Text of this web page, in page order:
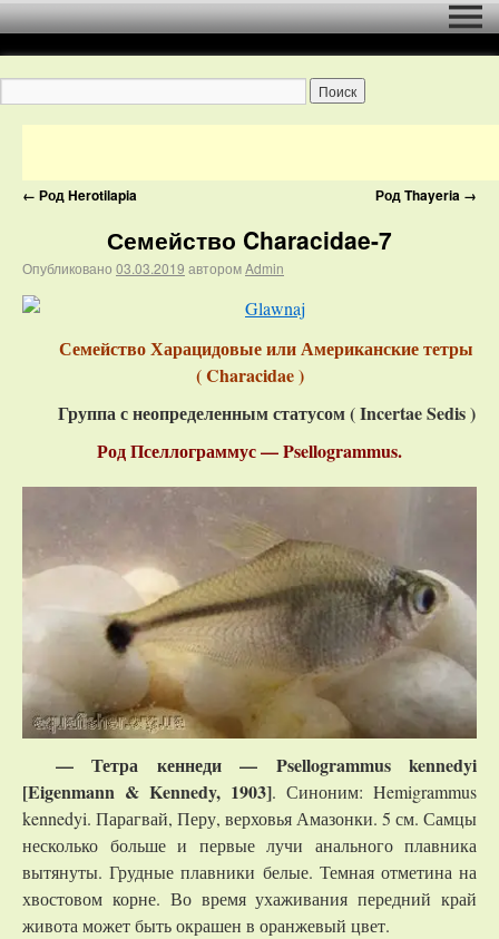
← Род Herotilapia Род Thayeria →
Семейство Characidae-7
Опубликовано 03.03.2019 авторомAdmin
Семейство Харацидовые или Американские тетры
( Characidae )
Группа с неопределенным статусом ( Incertae Sedis )
Род Пселлограммус — Psellogrammus.
— Тетра кеннеди — Psellogrammus kennedyi
[Eigenmann & Kennedy, 1903]. Синоним: Hemigrammus
kennedyi. Парагвай, Перу, верховья Амазонки. 5 см. Самцы
несколько больше и первые лучи анального плавника
вытянуты. Грудные плавники белые. Темная отметина на
хвостовом корне. Во время ухаживания передний край
живота может быть окрашен в оранжевый цвет.